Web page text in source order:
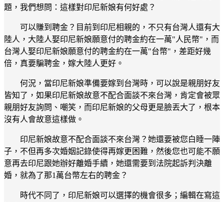
題，我們想問：這樣對印尼新娘有何好處？
可以賺到聘金？目前到印尼相親的，不只有台灣人還有大
陸人，大陸人娶印尼新娘願意付的聘金約在一萬"人民幣"，而
台灣人娶印尼新娘願意付的聘金約在一萬"台幣"，差距好幾
倍，真要騙聘金，嫁大陸人更好。
何況，當印尼新娘準備要嫁到台灣時，可以說是親朋好友
皆知了，如果印尼新娘故意不配合面談不來台灣，肯定會被眾
親朋好友詢問、嘲笑，而印尼新娘的父母更是臉丟大了，根本
沒有人會故意這樣做。
印尼新娘故意不配合面談不來台灣？她還要被您白睡一陣
子，不但再多次婚姻記錄使得再嫁更困難，然後您也可能不願
意再去印尼跟她辦好離婚手續，她還需要到法院起訴判決離
婚，就為了那1萬台幣左右的聘金？
時代不同了，印尼新娘可以選擇的機會很多；編輯在寫這